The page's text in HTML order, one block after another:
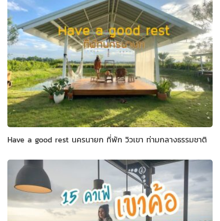
Have a good rest นครนายก ที่พัก วิวเขา ท่ามกลางธรรมชาติ